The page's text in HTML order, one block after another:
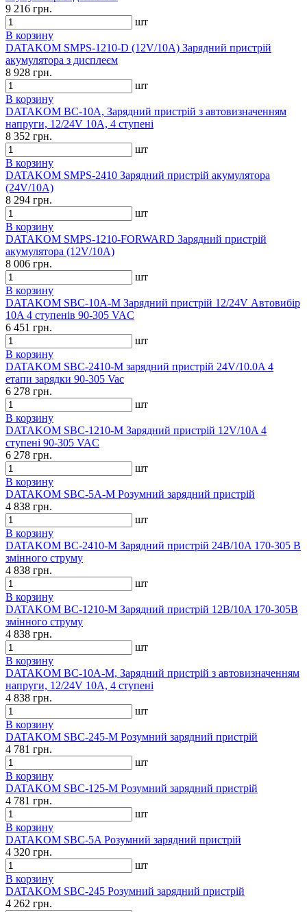
9 216 грн.
шт
В корзину
DATAKOM SMPS-1210-D (12V/10A) Зарядний пристрій
акумулятора з дисплеєм
8 928 грн.
шт
В корзину
DATAKOM BC-10A, Зарядний пристрій з автовизначенням
напруги, 12/24V 10A, 4 ступені
8 352 грн.
шт
В корзину
DATAKOM SMPS-2410 Зарядний пристрій акумулятора
(24V/10A)
8 294 грн.
шт
В корзину
DATAKOM SMPS-1210-FORWARD Зарядний пристрій
акумулятора (12V/10A)
8 006 грн.
шт
В корзину
DATAKOM SBC-10A-M Зарядний пристрій 12/24V Автовибір
10A 4 ступенів 90-305 VAC
6 451 грн.
шт
В корзину
DATAKOM SBC-2410-M зарядний пристрій 24V/10.0A 4
етапи зарядки 90-305 Vac
6 278 грн.
шт
В корзину
DATAKOM SBC-1210-M Зарядний пристрій 12V/10A 4
ступені 90-305 VAC
6 278 грн.
шт
В корзину
DATAKOM SBC-5A-M Розумний зарядний пристрій
4 838 грн.
шт
В корзину
DATAKOM BC-2410-M Зарядний пристрій 24В/10A 170-305 В
змінного струму
4 838 грн.
шт
В корзину
DATAKOM BC-1210-M Зарядний пристрій 12В/10A 170-305В
змінного струму
4 838 грн.
шт
В корзину
DATAKOM BC-10A-M, Зарядний пристрій з автовизначенням
напруги, 12/24V 10A, 4 ступені
4 838 грн.
шт
В корзину
DATAKOM SBC-245-M Розумний зарядний пристрій
4 781 грн.
шт
В корзину
DATAKOM SBC-125-M Розумний зарядний пристрій
4 781 грн.
шт
В корзину
DATAKOM SBC-5A Розумний зарядний пристрій
4 320 грн.
шт
В корзину
DATAKOM SBC-245 Розумний зарядний пристрій
4 262 грн.